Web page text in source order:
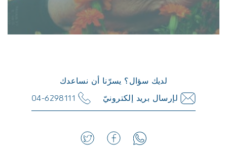
حيث يُعتبرون بمثابة سفراء للمكان، مضامينه وقيَمه. يبرزُ هؤلاء
المتطوّعون في شتّى المجالات، تقريبًا: في البستنة، في المشتل،
لديك سؤال؟ يسرّنا أن نساعدك
لإرسال بريد إلكترونيّ
04-6298111